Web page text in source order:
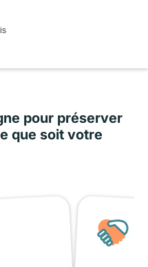
pour préserver
que soit votre